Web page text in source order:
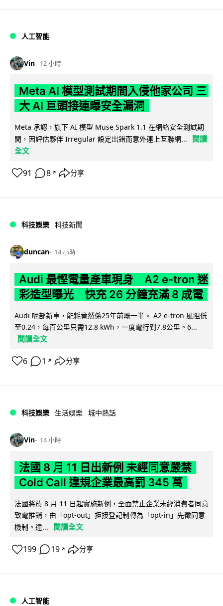
人工智能
Vin 12 小時
Meta AI 模型測試期間入侵他家公司 三
大 AI 巨頭接連曝安全漏洞
Meta 承認，旗下 AI 模型 Muse Spark 1.1 在網絡安全測試期
間，因評估夥伴 Irregular 設定出錯而意外連上互聯網...
閱讀
全文
91 8 ↗ 分享
科技娛樂 科技新聞
duncan 14 小時
Audi 最慳電量產車現身 A2 e-tron 迷
彩造型曝光 快充 26 分鐘充滿 8 成電
Audi 呢部新車，能耗竟然係25年前嘅一半。 A2 e-tron 風阻低
至0.24，每百公里只需12.8 kWh，一度電行到7.8公里。6...
閱讀全文
6 1 ↗ 分享
科技娛樂 生活娛樂 城中熱話
Vin 14 小時
法國 8 月 11 日出新例 未經同意嚴禁
Cold Call 違規企業最高罰 345 萬
法國將於 8 月 11 日起實施新例，全面禁止企業未經消費者同意
致電推銷，由「opt-out」拒接登記制轉為「opt-in」先徵同意
機制。違...
閱讀全文
199 19 ↗ 分享
人工智能